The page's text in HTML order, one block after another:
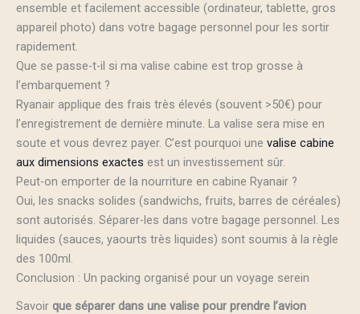
ensemble et facilement accessible (ordinateur, tablette, gros
appareil photo) dans votre bagage personnel pour les sortir
rapidement.
Que se passe-t-il si ma valise cabine est trop grosse à
l’embarquement ?
Ryanair applique des frais très élevés (souvent >50€) pour
l’enregistrement de dernière minute. La valise sera mise en
soute et vous devrez payer. C’est pourquoi une valise cabine
aux dimensions exactes est un investissement sûr.
Peut-on emporter de la nourriture en cabine Ryanair ?
Oui, les snacks solides (sandwichs, fruits, barres de céréales)
sont autorisés. Séparer-les dans votre bagage personnel. Les
liquides (sauces, yaourts très liquides) sont soumis à la règle
des 100ml.
Conclusion : Un packing organisé pour un voyage serein
Savoir que séparer dans une valise pour prendre l’avion